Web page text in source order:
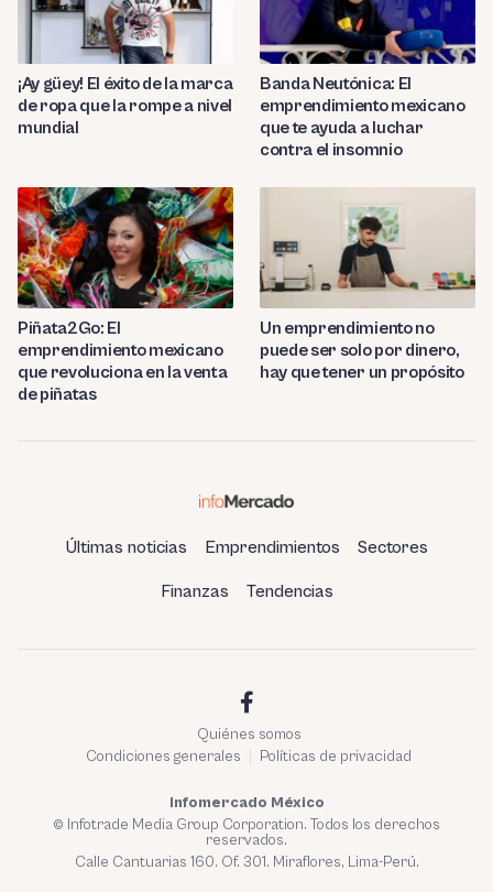
¡Ay güey! El éxito de la marca
de ropa que la rompe a nivel
mundial
Banda Neutónica: El
emprendimiento mexicano
que te ayuda a luchar
contra el insomnio
Piñata2Go: El
emprendimiento mexicano
que revoluciona en la venta
de piñatas
Un emprendimiento no
puede ser solo por dinero,
hay que tener un propósito
Últimas noticias Emprendimientos Sectores
Finanzas Tendencias
Quiénes somos
Condiciones generales
Políticas de privacidad
Infomercado México
© Infotrade Media Group Corporation. Todos los derechos
reservados.
Calle Cantuarias 160. Of. 301. Miraflores, Lima-Perú.